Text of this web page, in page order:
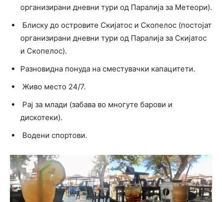
организирани дневни тури од Паралија за Метеори).
Блиску до островите Скијатос и Скопелос (постојат
организирани дневни тури од Паралија за Скијатос
и Скопелос).
Разновидна понуда на сместувачки капацитети.
Живо место 24/7.
Рај за млади (забава во многуте барови и
дискотеки).
Водени спортови.